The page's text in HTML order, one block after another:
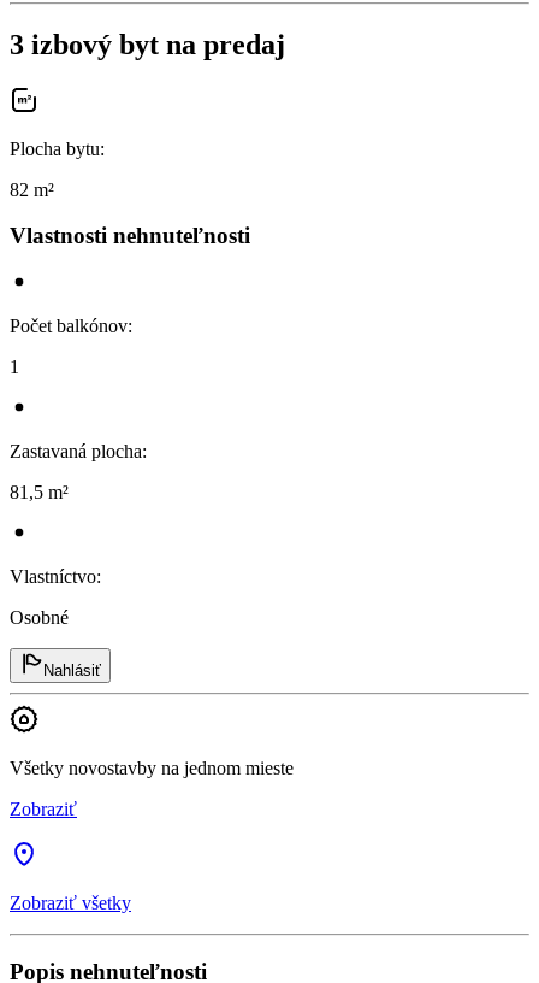
3 izbový byt na predaj
Plocha bytu:
82 m²
Vlastnosti nehnuteľnosti
Počet balkónov:
1
Zastavaná plocha:
81,5 m²
Vlastníctvo:
Osobné
Nahlásiť
Všetky novostavby na jednom mieste
Zobraziť
Zobraziť všetky
Popis nehnuteľnosti